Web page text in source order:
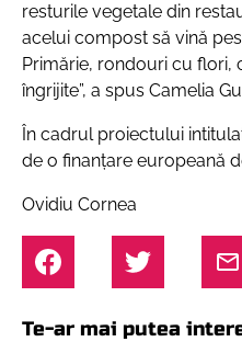
resturile vegetale din
acelui compost să vină
Primărie, rondouri cu flori,
îngrijite”, a spus Camelia
În cadrul proiectului
de o finanțare europeană
Ovidiu Cornea
Te-ar mai putea